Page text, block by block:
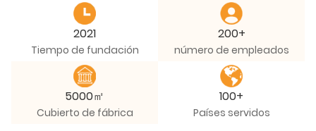
otros equipos mecánicos especiales y vehículos
recreativos eléctricos. La empresa cuenta con talleres de
soldadura, recubrimiento, electroforesis, ensamblaje,
estampado y otros cuatro procesos de producción
automotriz. Con el centro de procesamiento de Longmen,
el centro de procesamiento vertical y varias
investigaciones científicas avanzadas, equipos de
producción, docenas de conjuntos, capacidad de
2021
Tiempo de fundación
200+
número de empleados
5000㎡
Cubierto de fábrica
100+
Países servidos